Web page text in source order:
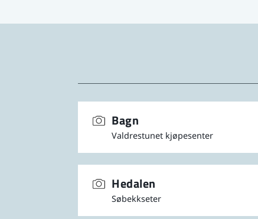
Bagn
Valdrestunet kjøpesenter
Hedalen
Søbekkseter